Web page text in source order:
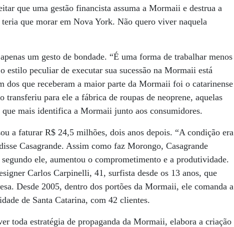
que uma gestão financista assuma a Mormaii e destrua a
que morar em Nova York. Não quero viver naquela
um gesto de bondade. “É uma forma de trabalhar menos
peculiar de executar sua sucessão na Mormaii está
dos que receberam a maior parte da Mormaii foi o catarinense
para ele a fábrica de roupas de neoprene, aquelas
mais identifica a Mormaii junto aos consumidores.
a faturar R$ 24,5 milhões, dois anos depois. “A condição era
Casagrande. Assim como faz Morongo, Casagrande
ele, aumentou o comprometimento e a produtividade.
Carlos Carpinelli, 41, surfista desde os 13 anos, que
Desde 2005, dentro dos portões da Mormaii, ele comanda a
de Santa Catarina, com 42 clientes.
toda estratégia de propaganda da Mormaii, elabora a criação